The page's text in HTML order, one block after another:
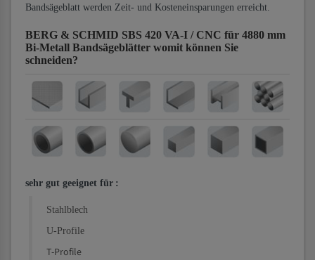
Bandsägeblatt werden Zeit- und Kosteneinsparungen erreicht.
BERG & SCHMID SBS 420 VA-I / CNC für 4880 mm
Bi-Metall Bandsägeblätter womit können Sie
schneiden?
sehr gut geeignet für :
Stahlblech
U-Profile
T-Profile